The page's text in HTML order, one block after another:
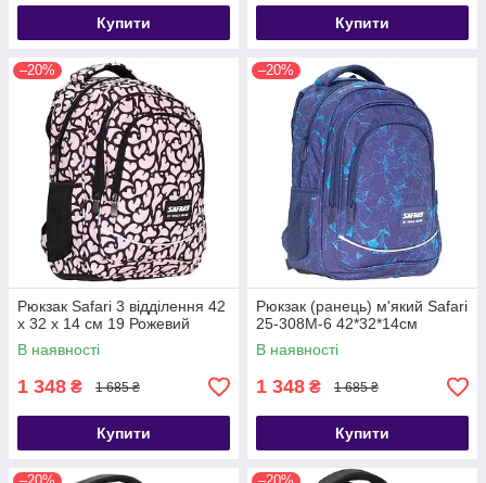
Купити Купити
–20%
Рюкзак Safari 3 відділення 42
x 32 x 14 см 19 Рожевий
В наявності
1 348 ₴ 1 685 ₴
Купити
–20%
Рюкзак (ранець) м'який Safari
25-308M-6 42*32*14см
В наявності
1 348 ₴ 1 685 ₴
Купити